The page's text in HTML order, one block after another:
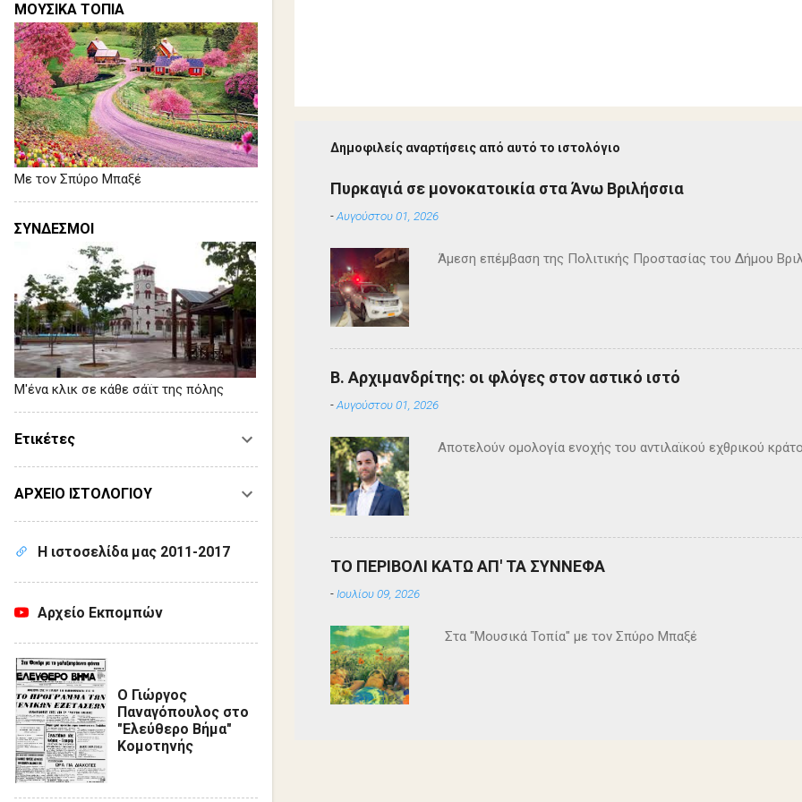
Δημοφιλείς αναρτήσεις από αυτό το ιστολόγιο
Πυρκαγιά σε μονοκατοικία στα Άνω Βριλήσσια
-Αυγούστου 01, 2026
Άμεση επέμβαση της Πολιτικής Προστασίας του Δήμου
Β. Αρχιμανδρίτης: οι φλόγες στον αστικό ιστό
-Αυγούστου 01, 2026
Αποτελούν ομολογία ενοχής του αντιλαϊκού εχθρικού
ΤΟ ΠΕΡΙΒΟΛΙ ΚΑΤΩ ΑΠ' ΤΑ ΣΥΝΝΕΦΑ
- Ιουλίου 09, 2026
Στα "Μουσικά Τοπία" με τον Σπύρο Μπαξέ
ΜΟΥΣΙΚΑ ΤΟΠΙΑ
Με τον Σπύρο Μπαξέ
ΣΥΝΔΕΣΜΟΙ
Μ'ένα κλικ σε κάθε σάϊτ της πόλης
Ετικέτες
ΑΡΧΕΙΟ ΙΣΤΟΛΟΓΙΟΥ
Η ιστοσελίδα μας 2011-2017
Αρχείο Εκπομπών
Ο Γιώργος
Παναγόπουλος στο
"Ελεύθερο Βήμα"
Κομοτηνής